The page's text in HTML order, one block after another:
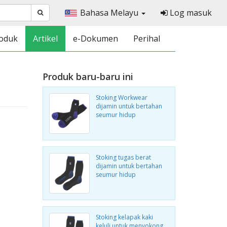
Bahasa Melayu Log masuk
Artikel e-Dokumen Perihal
Produk baru-baru ini
Stoking Workwear
dijamin untuk bertahan
seumur hidup
Stoking tugas berat
dijamin untuk bertahan
seumur hidup
Stoking kelapak kaki